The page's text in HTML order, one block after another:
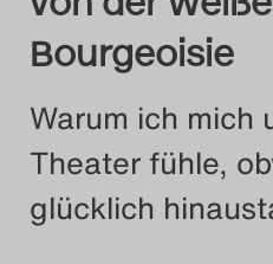
Das
Das
Bourgeoisie
Warum ich mich
Theater fühle,
glücklich